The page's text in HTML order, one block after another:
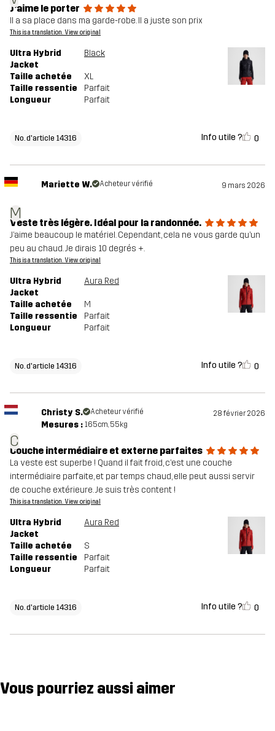
J’aime le porter
Il a sa place dans ma garde-robe. Il a juste son prix
This is a translation. View original
Ultra Hybrid
Jacket
Black
Taille achetée
XL
Taille ressentie
Parfait
Longueur
Parfait
No. d'article 14316 Info utile ? 0
M
Mariette W. Acheteur vérifié 9 mars 2026
Veste très légère. Idéal pour la randonnée.
J’aime beaucoup le matériel. Cependant, cela ne vous garde qu’un
peu au chaud. Je dirais 10 degrés +.
This is a translation. View original
Ultra Hybrid
Jacket
Aura Red
Taille achetée
M
Taille ressentie
Parfait
Longueur
Parfait
No. d'article 14316 Info utile ? 0
C
Christy S. Acheteur vérifié 28 février 2026
Mesures : 165cm, 55kg
Couche intermédiaire et externe parfaites
La veste est superbe ! Quand il fait froid, c’est une couche
intermédiaire parfaite, et par temps chaud, elle peut aussi servir
de couche extérieure. Je suis très content !
This is a translation. View original
Ultra Hybrid
Jacket
Aura Red
Taille achetée
S
Taille ressentie
Parfait
Longueur
Parfait
No. d'article 14316 Info utile ? 0
Vous pourriez aussi aimer